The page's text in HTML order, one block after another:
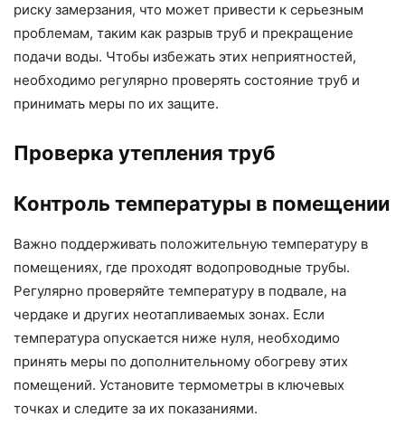
риску замерзания, что может привести к серьезным
проблемам, таким как разрыв труб и прекращение
подачи воды. Чтобы избежать этих неприятностей,
необходимо регулярно проверять состояние труб и
принимать меры по их защите.
Проверка утепления труб
Контроль температуры в помещении
Важно поддерживать положительную температуру в
помещениях, где проходят водопроводные трубы.
Регулярно проверяйте температуру в подвале, на
чердаке и других неотапливаемых зонах. Если
температура опускается ниже нуля, необходимо
принять меры по дополнительному обогреву этих
помещений. Установите термометры в ключевых
точках и следите за их показаниями.